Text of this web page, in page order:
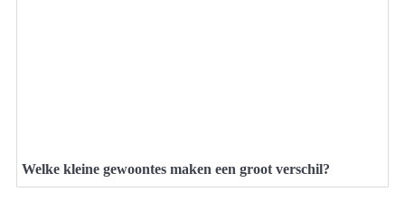
Welke kleine gewoontes maken een groot verschil?